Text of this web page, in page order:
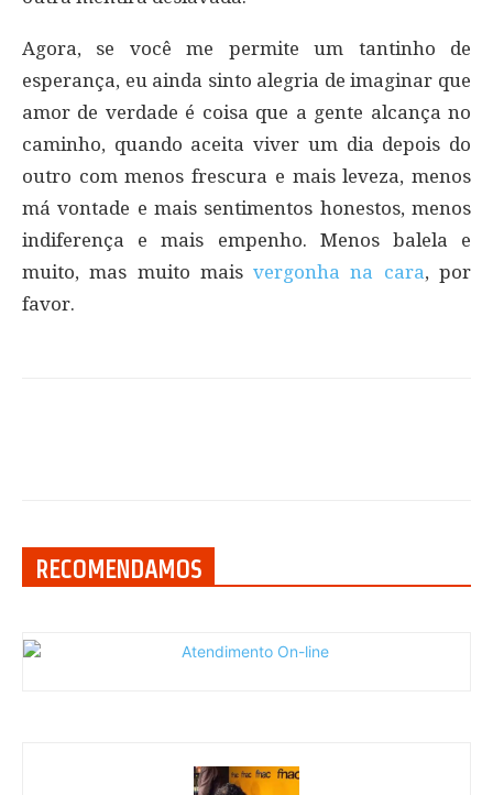
Agora, se você me permite um tantinho de
esperança, eu ainda sinto alegria de imaginar que
amor de verdade é coisa que a gente alcança no
caminho, quando aceita viver um dia depois do
outro com menos frescura e mais leveza, menos
má vontade e mais sentimentos honestos, menos
indiferença e mais empenho. Menos balela e
muito, mas muito maisvergonha na cara, por
favor.
RECOMENDAMOS